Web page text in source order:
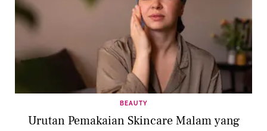
BEAUTY
Urutan Pemakaian Skincare Malam yang